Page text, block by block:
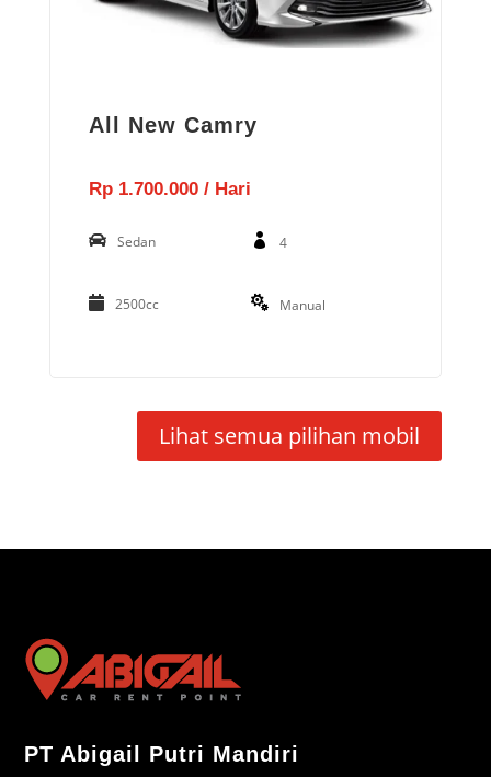
All New Camry
Rp 1.700.000 / Hari
Sedan 4
2500cc Manual
Lihat semua pilihan mobil
PT Abigail Putri Mandiri